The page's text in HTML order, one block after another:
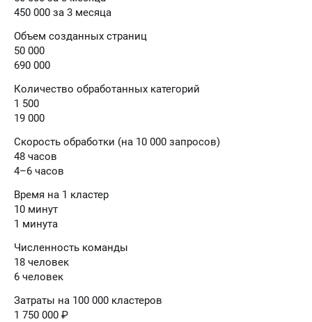
450 000 за 3 месяца
Объем созданных страниц
50 000
690 000
Количество обработанных категорий
1 500
19 000
Скорость обработки (на 10 000 запросов)
48 часов
4–6 часов
Время на 1 кластер
10 минут
1 минута
Численность команды
18 человек
6 человек
Затраты на 100 000 кластеров
1 750 000 ₽